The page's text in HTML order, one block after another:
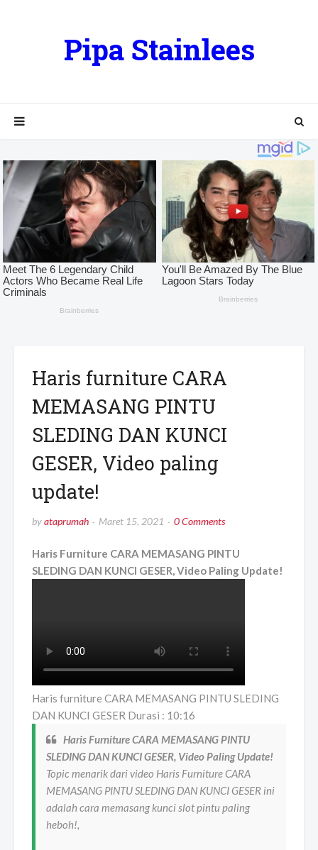
Pipa Stainlees
Haris furniture CARA
MEMASANG PINTU
SLEDING DAN KUNCI
GESER, Video paling
update!
byataprumah Maret 15, 2021 0 Comments
Haris Furniture CARA MEMASANG PINTU
SLEDING DAN KUNCI GESER, Video Paling Update!
Haris furniture CARA MEMASANG PINTU SLEDING
DAN KUNCI GESER Durasi : 10:16
Haris Furniture CARA MEMASANG PINTU
SLEDING DAN KUNCI GESER, Video Paling Update!
Topic menarik dari video Haris Furniture CARA
MEMASANG PINTU SLEDING DAN KUNCI GESER ini
adalah cara memasang kunci slot pintu paling
heboh!,